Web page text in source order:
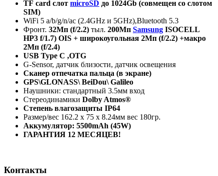
TF card слот microSD до 1024Gb (совмещен со слотом
SIM)
WiFi 5 a/b/g/n/ac (2.4GHz и 5GHz),Bluetooth 5.3
Фронт. 32Мп (f/2.2) тыл. 200Мп Samsung ISOCELL
HP3 f/1.7) OIS + широкоугольная 2Мп (f/2.2) +макро
2Мп (f/2.4)
USB Type C ,OTG
G-Sensor, датчик близости, датчик освещения
Сканер отпечатка пальца (в экране)
GPS\GLONASS\ BeiDou\ Galileo
Наушники: стандартный 3.5мм вход
Стереодинамики Dolby Atmos®
Степень влагозащиты IP64
Размер/вес 162.2 x 75 x 8.24мм вес 180гр.
Аккумулятор: 5500mAh (45W)
ГАРАНТИЯ 12 МЕСЯЦЕВ!
Контакты